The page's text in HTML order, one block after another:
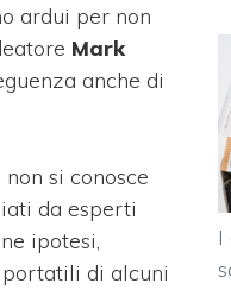
ardui per non
Mark
anche di
si conosce
da esperti
ipotesi,
di alcuni
I